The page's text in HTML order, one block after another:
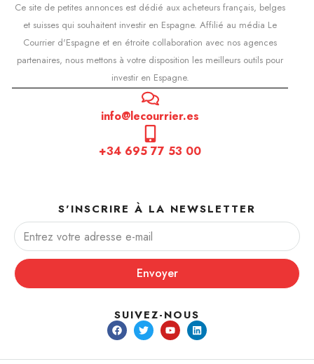
Ce site de petites annonces est dédié aux acheteurs français, belges
et suisses qui souhaitent investir en Espagne. Affilié au média Le
Courrier d'Espagne et en étroite collaboration avec nos agences
partenaires, nous mettons à votre disposition les meilleurs outils pour
investir en Espagne.
info@lecourrier.es
+34 695 77 53 00
S'INSCRIRE À LA NEWSLETTER
Envoyer
SUIVEZ-NOUS